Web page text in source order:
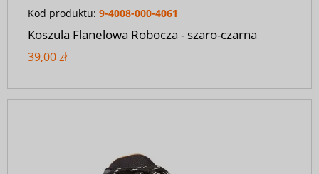
Kod produktu: 9-4008-000-4061
Koszula Flanelowa Robocza - szaro-czarna
39,00 zł